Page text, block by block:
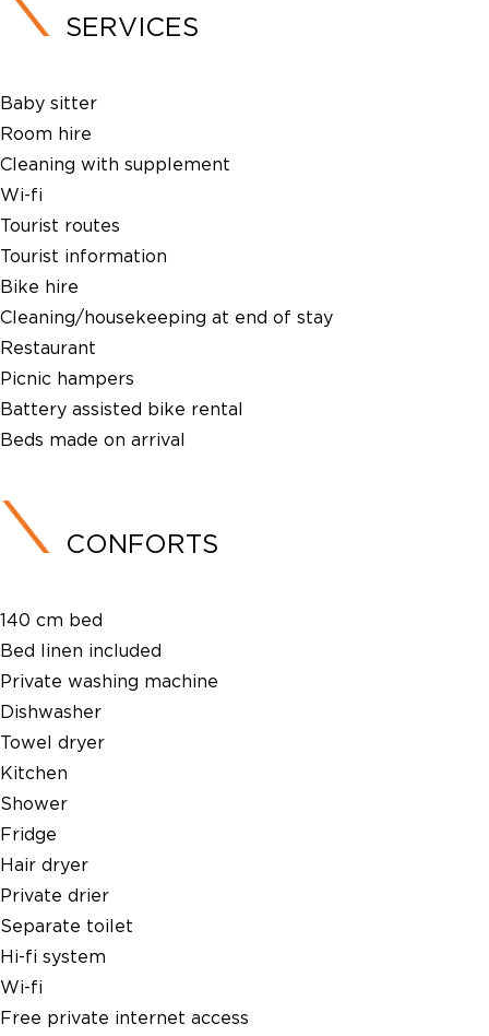
SERVICES
Baby sitter
Room hire
Cleaning with supplement
Wi-fi
Tourist routes
Tourist information
Bike hire
Cleaning/housekeeping at end of stay
Restaurant
Picnic hampers
Battery assisted bike rental
Beds made on arrival
CONFORTS
140 cm bed
Bed linen included
Private washing machine
Dishwasher
Towel dryer
Kitchen
Shower
Fridge
Hair dryer
Private drier
Separate toilet
Hi-fi system
Wi-fi
Free private internet access